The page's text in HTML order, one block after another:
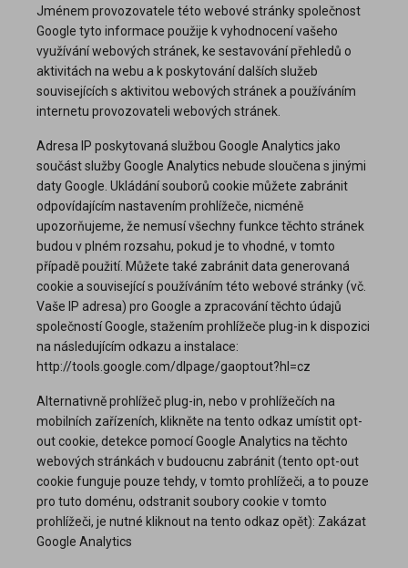
Jménem provozovatele této webové stránky společnost
Google tyto informace použije k vyhodnocení vašeho
využívání webových stránek, ke sestavování přehledů o
aktivitách na webu a k poskytování dalších služeb
souvisejících s aktivitou webových stránek a používáním
internetu provozovateli webových stránek.
Adresa IP poskytovaná službou Google Analytics jako
součást služby Google Analytics nebude sloučena s jinými
daty Google. Ukládání souborů cookie můžete zabránit
odpovídajícím nastavením prohlížeče, nicméně
upozorňujeme, že nemusí všechny funkce těchto stránek
budou v plném rozsahu, pokud je to vhodné, v tomto
případě použití. Můžete také zabránit data generovaná
cookie a související s používáním této webové stránky (vč.
Vaše IP adresa) pro Google a zpracování těchto údajů
společností Google, stažením prohlížeče plug-in k dispozici
na následujícím odkazu a instalace:
http://tools.google.com/dlpage/gaoptout?hl=cz
Alternativně prohlížeč plug-in, nebo v prohlížečích na
mobilních zařízeních, klikněte na tento odkaz umístit opt-
out cookie, detekce pomocí Google Analytics na těchto
webových stránkách v budoucnu zabránit (tento opt-out
cookie funguje pouze tehdy, v tomto prohlížeči, a to pouze
pro tuto doménu, odstranit soubory cookie v tomto
prohlížeči, je nutné kliknout na tento odkaz opět): Zakázat
Google Analytics